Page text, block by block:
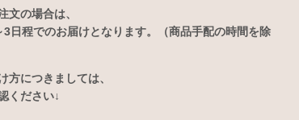
文の場合は、
日程でのお届けとなります。（商品手配の時間を除
方につきましては、
ください↓